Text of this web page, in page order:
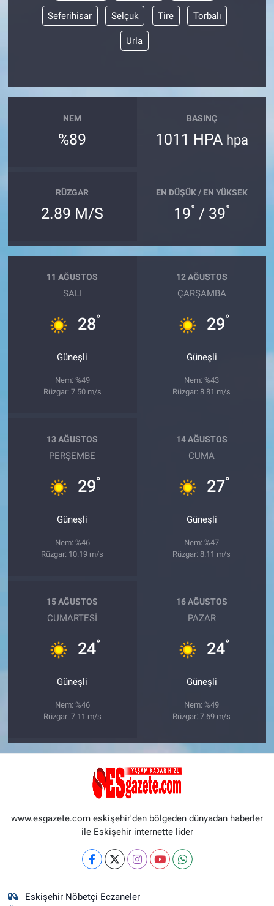
Seferihisar Selçuk Tire Torbalı
Urla
NEM
%89
BASINÇ
1011 HPA hpa
RÜZGAR
2.89 M/S
EN DÜŞÜK / EN YÜKSEK
19° / 39°
11 AĞUSTOS
SALI
28°
Güneşli
Nem: %49
Rüzgar: 7.50 m/s
12 AĞUSTOS
ÇARŞAMBA
29°
Güneşli
Nem: %43
Rüzgar: 8.81 m/s
13 AĞUSTOS
PERŞEMBE
29°
Güneşli
Nem: %46
Rüzgar: 10.19 m/s
14 AĞUSTOS
CUMA
27°
Güneşli
Nem: %47
Rüzgar: 8.11 m/s
15 AĞUSTOS
CUMARTESI
24°
Güneşli
Nem: %46
Rüzgar: 7.11 m/s
16 AĞUSTOS
PAZAR
24°
Güneşli
Nem: %49
Rüzgar: 7.69 m/s
www.esgazete.com eskişehir'den bölgeden dünyadan haberler
ile Eskişehir internette lider
Eskişehir Nöbetçi Eczaneler